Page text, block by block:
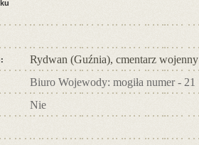
Rydwan (Guźnia), cmentarz wojenny
Biuro Wojewody: mogiła numer - 21
Nie